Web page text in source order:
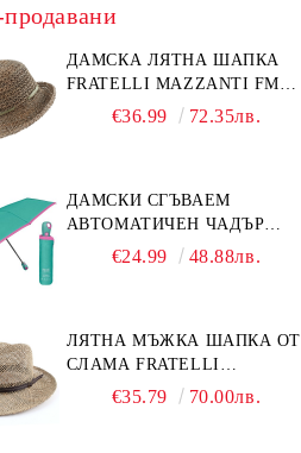
ДАМСКА ЛЯТНА ШАПКА
FRATELLI MAZZANTI FM
6774, НАТУРАЛЕН/ЖЪЛТО
€36.99 72.35лв.
ДАМСКИ СГЪВАЕМ
АВТОМАТИЧЕН ЧАДЪР
OPEN-CLOSE | PERLETTI
€24.99 48.88лв.
ЛЯТНА МЪЖКА ШАПКА ОТ
СЛАМА FRATELLI
MAZZANTI FM 7936,
€35.79 70.00лв.